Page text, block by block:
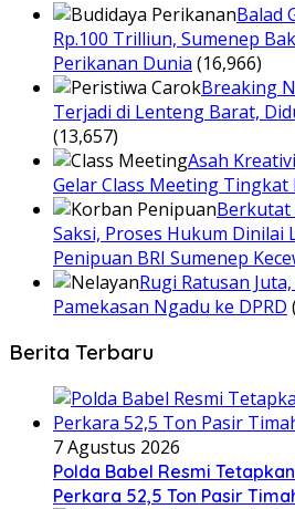
Balad
Rp.100 Trilliun, Sumenep
Perikanan Dunia (16,966)
Breaking
Terjadi di Lenteng Barat,
(13,657)
Asah
Gelar Class Meeting Tingkat
Berkutat
Saksi, Proses Hukum Dinilai
Penipuan BRI Sumenep
Rugi Ratusan
Pamekasan Ngadu ke DPRD
Berita Terbaru
7 Agustus 2026
Polda Babel Resmi
Perkara 52,5 Ton Pasir